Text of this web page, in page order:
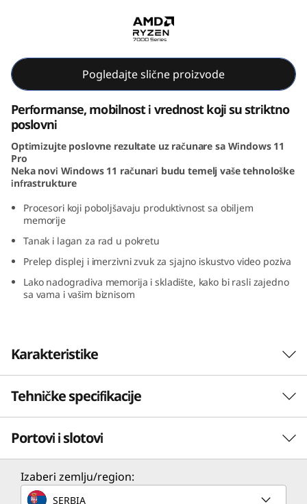
Pogledajte slične proizvode
Performanse, mobilnost i vrednost koji su striktno
poslovni
Optimizujte poslovne rezultate uz računare sa Windows 11
Pro
Neka novi Windows 11 računari budu temelj vaše tehnološke
infrastrukture
Procesori koji poboljšavaju produktivnost sa obiljem
memorije
Tanak i lagan za rad u pokretu
Prelep displej i imerzivni zvuk za sjajno iskustvo video poziva
Lako nadogradiva memorija i skladište, kako bi rasli zajedno
sa vama i vašim biznisom
Karakteristike
Tehničke specifikacije
Performanse
Procesor
Do AMD Ryzen™ 7 7735HS
Portovi i slotovi
Izaberi zemlju/region:
SERBIA